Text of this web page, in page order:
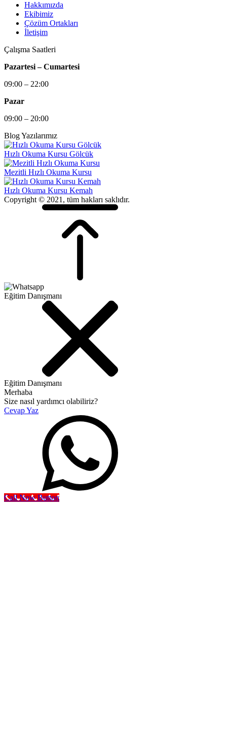
Hakkımızda
Ekibimiz
Çözüm Ortakları
İletişim
Çalışma Saatleri
Pazartesi – Cumartesi
09:00 – 22:00
Pazar
09:00 – 20:00
Blog Yazılarımız
Hızlı Okuma Kursu Gölcük
Mezitli Hızlı Okuma Kursu
Hızlı Okuma Kursu Kemah
Copyright © 2021, tüm hakları saklıdır.
Eğitim Danışmanı
Eğitim Danışmanı
Merhaba
Size nasıl yardımcı olabiliriz?
Cevap Yaz
Call Now Button